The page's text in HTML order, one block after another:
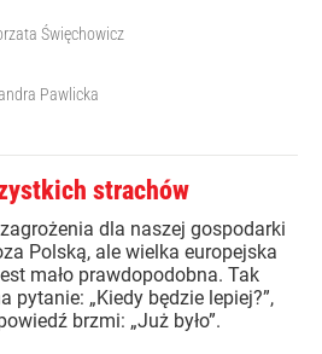
Święchowicz
Pawlicka
strachów
dla naszej gospodarki
Polską, ale wielka europejska
mało prawdopodobna. Tak
pytanie: „Kiedy będzie lepiej?”,
brzmi: „Już było”.